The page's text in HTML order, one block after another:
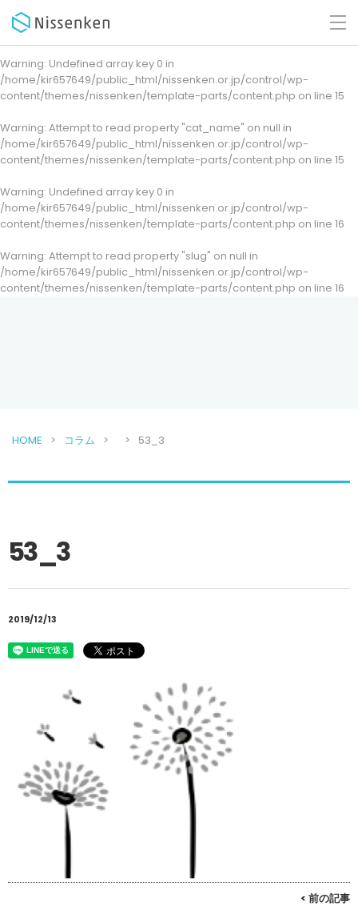
Warning: Undefined array key 0 in
/home/kir657649/public_html/nissenken.or.jp/control/wp-
content/themes/nissenken/template-parts/content.php on line 15
Warning: Attempt to read property "cat_name" on null in
/home/kir657649/public_html/nissenken.or.jp/control/wp-
content/themes/nissenken/template-parts/content.php on line 15
Warning: Undefined array key 0 in
/home/kir657649/public_html/nissenken.or.jp/control/wp-
content/themes/nissenken/template-parts/content.php on line 16
Warning: Attempt to read property "slug" on null in
/home/kir657649/public_html/nissenken.or.jp/control/wp-
content/themes/nissenken/template-parts/content.php on line 16
HOME コラム 53_3
53_3
2019/12/13
< 前の記事